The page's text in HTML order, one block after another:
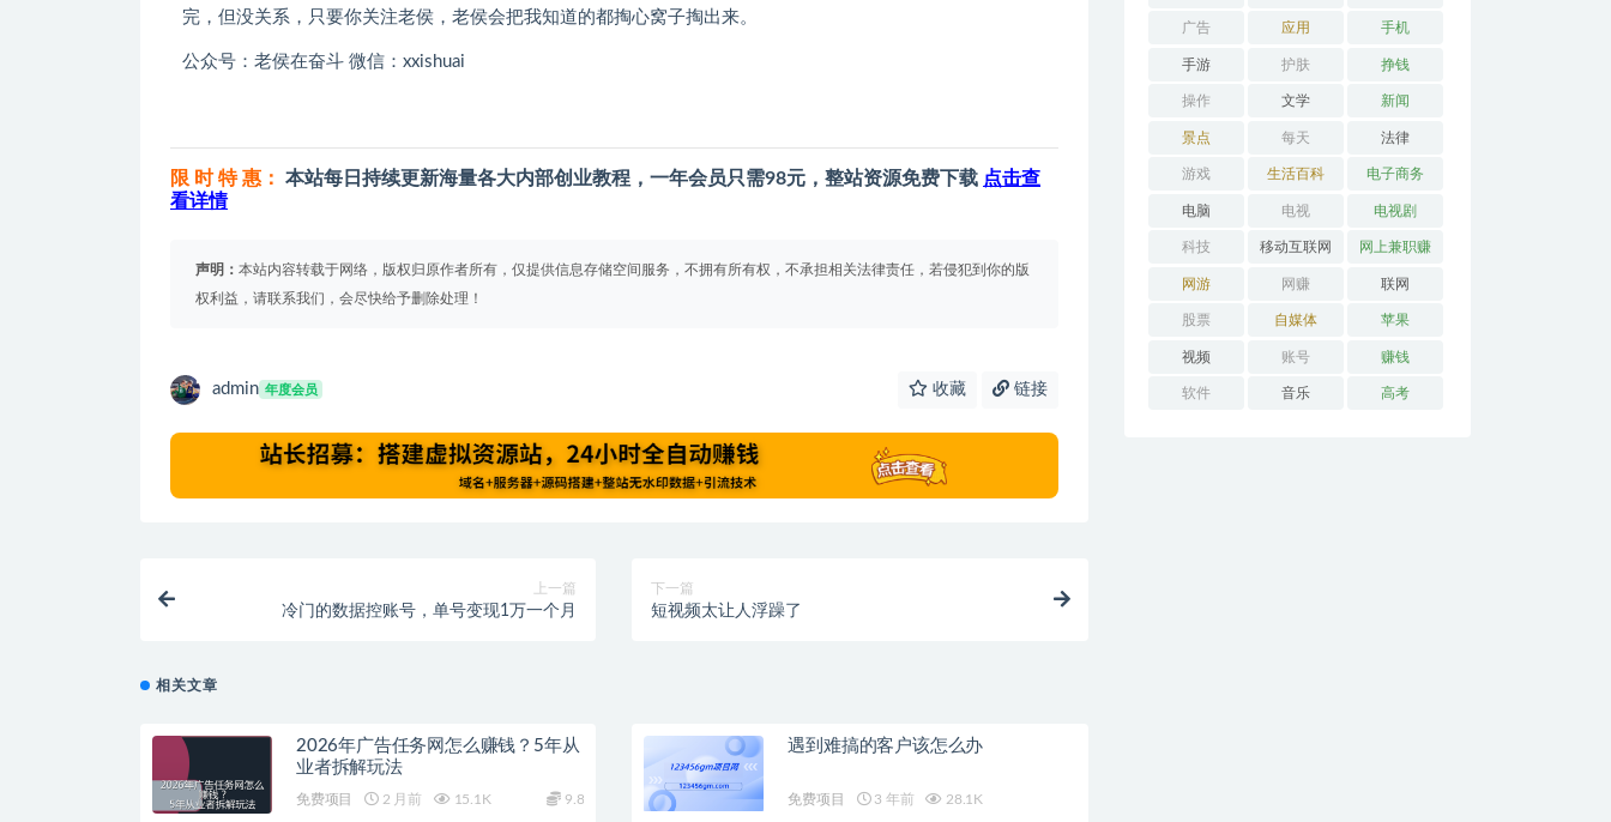
完，但没关系，只要你关注老侯，老侯会把我知道的都掏心窝子掏出来。
公众号：老侯在奋斗 微信：xxishuai
限 时 特 惠： 本站每日持续更新海量各大内部创业教程，一年会员只需98元，整站资源免费下载 点击查
看详情
声明： 本站内容转载于网络，版权归原作者所有，仅提供信息存储空间服务，不拥有所有权，不承担相关法律责任，若侵犯到你的版
权利益，请联系我们，会尽快给予删除处理！
admin 年度会员 收藏 链接
上一篇
冷门的数据控账号，单号变现1万一个月
下一篇
短视频太让人浮躁了
相关文章
2026年广告任务网怎么赚钱？5年从
业者拆解玩法
免费项目 2 月前 15.1K 9.8
遇到难搞的客户该怎么办
免费项目 3 年前 28.1K
广告 应用 手机
手游 护肤 挣钱
操作 文学 新闻
景点 每天 法律
游戏 生活百科 电子商务
电脑 电视 电视剧
科技 移动互联网 网上兼职赚
钱
网游 网赚 联网
股票 自媒体 苹果
视频 账号 赚钱
软件 音乐 高考